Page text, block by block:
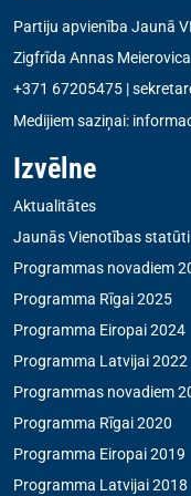
Partiju apvienība Jaunā
Zigfrīda Annas
+371 67205475 |
Medijiem saziņai:
Izvēlne
Aktualitātes
Jaunās Vienotības statūti
Programmas novadiem
Programma Rīgai 2025
Programma Eiropai 2024
Programma Latvijai 2022
Programmas novadiem
Programma Rīgai 2020
Programma Eiropai 2019
Programma Latvijai 2018